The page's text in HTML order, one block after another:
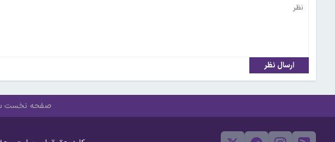
ارسال نظر
صفحه نخست